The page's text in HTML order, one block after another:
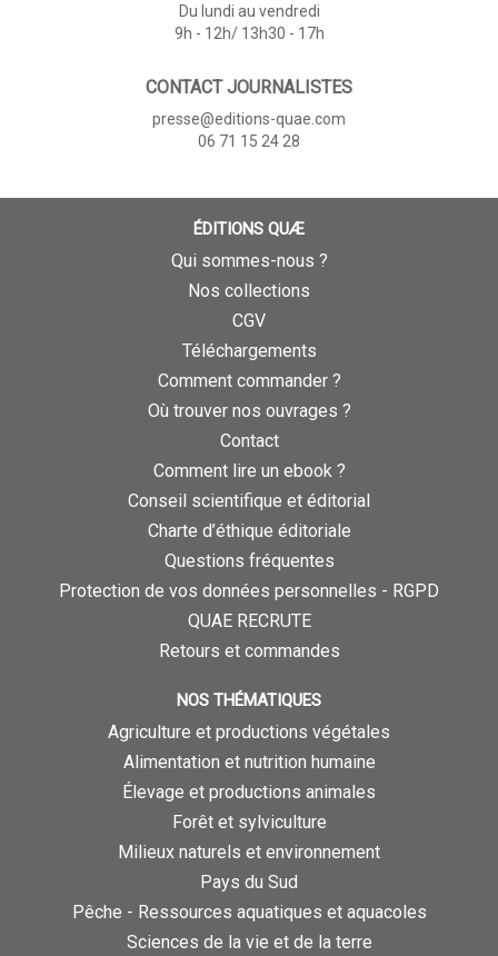
Du lundi au vendredi
9h - 12h/ 13h30 - 17h
CONTACT JOURNALISTES
presse@editions-quae.com
06 71 15 24 28
ÉDITIONS QUÆ
Qui sommes-nous ?
Nos collections
CGV
Téléchargements
Comment commander ?
Où trouver nos ouvrages ?
Contact
Comment lire un ebook ?
Conseil scientifique et éditorial
Charte d’éthique éditoriale
Questions fréquentes
Protection de vos données personnelles - RGPD
QUAE RECRUTE
Retours et commandes
NOS THÉMATIQUES
Agriculture et productions végétales
Alimentation et nutrition humaine
Élevage et productions animales
Forêt et sylviculture
Milieux naturels et environnement
Pays du Sud
Pêche - Ressources aquatiques et aquacoles
Sciences de la vie et de la terre